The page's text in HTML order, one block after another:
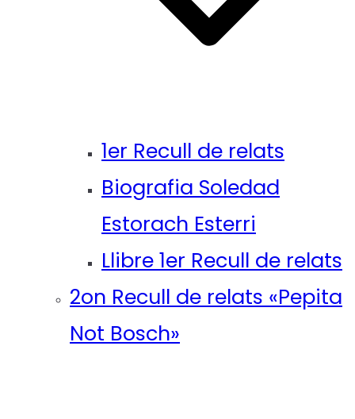
1er Recull de relats
Biografia Soledad
Estorach Esterri
Llibre 1er Recull de relats
2on Recull de relats «Pepita
Not Bosch»